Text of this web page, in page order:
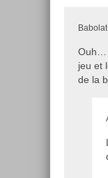
Babolat
Ouh…
jeu et
de la